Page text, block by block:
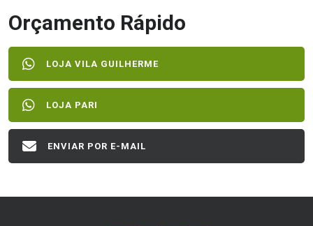
Orçamento Rápido
LOJA VILA GUILHERME
LOJA PARI
ENVIAR POR E-MAIL